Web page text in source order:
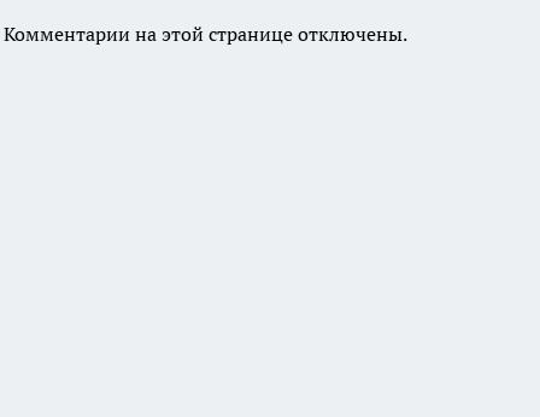
Комментарии на этой странице отключены.